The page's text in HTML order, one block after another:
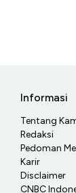
Informasi
Tentang
Redaksi
Pedoman
Karir
Disclaimer
CNBC